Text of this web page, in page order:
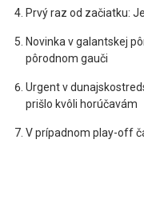
Prvý raz od začiatku:
Novinka v galantskej
pôrodnom gauči
Urgent v
prišlo kvôli horúčavám
V prípadnom play-off